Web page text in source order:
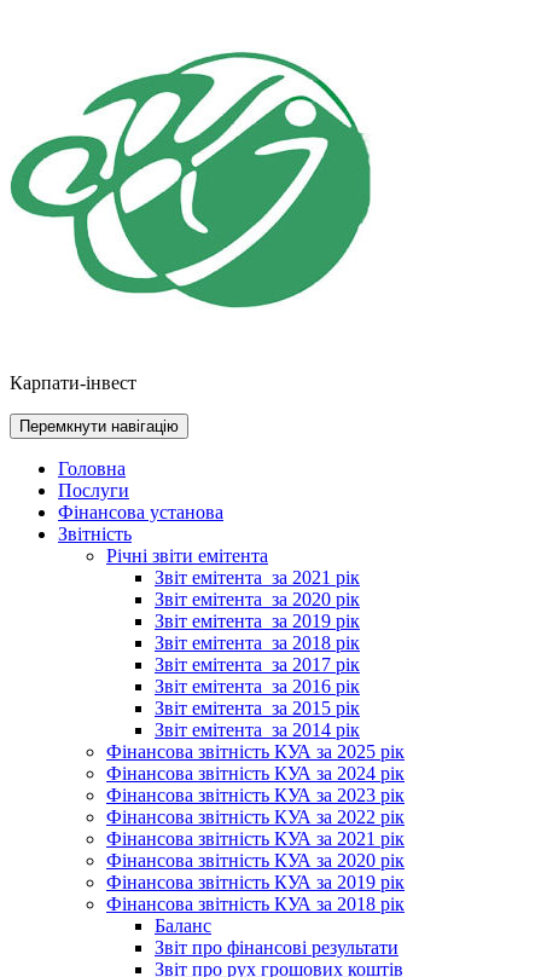
Карпати-інвест
Перемкнути навігацію
Головна
Послуги
Фінансова установа
Звітність
Річні звіти емітента
Звіт емітента_за 2021 рік
Звіт емітента_за 2020 рік
Звіт емітента_за 2019 рік
Звіт емітента_за 2018 рік
Звіт емітента_за 2017 рік
Звіт емітента_за 2016 рік
Звіт емітента_за 2015 рік
Звіт емітента_за 2014 рік
Фінансова звітність КУА за 2025 рік
Фінансова звітність КУА за 2024 рік
Фінансова звітність КУА за 2023 рік
Фінансова звітність КУА за 2022 рік
Фінансова звітність КУА за 2021 рік
Фінансова звітність КУА за 2020 рік
Фінансова звітність КУА за 2019 рік
Фінансова звітність КУА за 2018 рік
Баланс
Звіт про фінансові результати
Звіт про рух грошових коштів